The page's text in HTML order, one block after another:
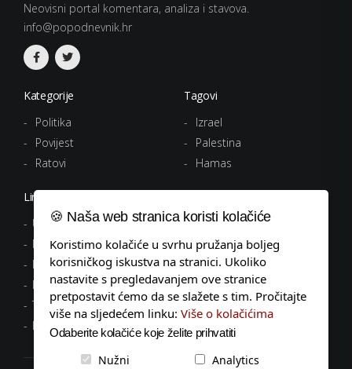
Neovisni portal komentara, analiza i stavova.
info@popodnevnik.hr
Kategorije
Politika
Povijest
Ratovi
Tagovi
Izrael
Palestina
Hamas
Linkovi
Uvjeti korištenja
Politika privatnosti
Pravila o kolačićima
Impressum
Tagovi
Kontakt
🍪 Naša web stranica koristi kolačiće
Koristimo kolačiće u svrhu pružanja boljeg
korisničkog iskustva na stranici. Ukoliko
nastavite s pregledavanjem ove stranice
pretpostavit ćemo da se slažete s tim. Pročitajte
više na sljedećem linku: Više o kolačićima
Odaberite kolačiće koje želite prihvatiti
Nužni Analytics